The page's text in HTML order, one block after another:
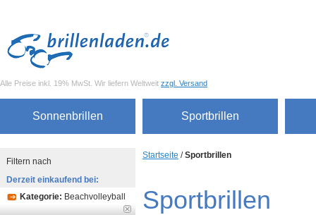
Alle Preise inkl. 19% MwSt. Wir liefern Weltweit zzgl. Versand
Sonnenbrillen Sportbrillen
Startseite /Sportbrillen
Sportbrillen
Filtern nach
Derzeit einkaufend bei:
Kategorie: Beachvolleyball